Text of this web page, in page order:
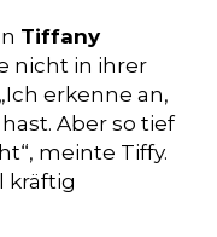
Tiffany
nicht in ihrer
erkenne an,
Aber so tief
meinte Tiffy.
kräftig